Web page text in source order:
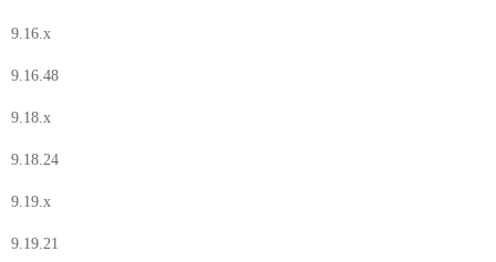
9.16.x
9.16.48
9.18.x
9.18.24
9.19.x
9.19.21